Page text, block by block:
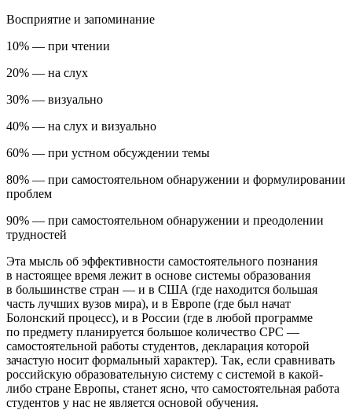
Восприятие и запоминание
10% — при чтении
20% — на слух
30% — визуально
40% — на слух и визуально
60% — при устном обсуждении темы
80% — при самостоятельном обнаружении и формулировании
проблем
90% — при самостоятельном обнаружении и преодолении
трудностей
Эта мысль об эффективности самостоятельного познания
в настоящее время лежит в основе системы образования
в большинстве стран — и в США (где находится большая
часть лучших вузов мира), и в Европе (где был начат
Болонский процесс), и в России (где в любой программе
по предмету планируется большое количество СРС —
самостоятельной работы студентов, декларация которой
зачастую носит формальный характер). Так, если сравнивать
российскую образовательную систему с системой в какой-
либо стране Европы, станет ясно, что самостоятельная работа
студентов у нас не является основой обучения.